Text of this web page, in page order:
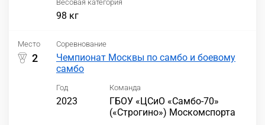
Весовая категория
98 кг
Место
2
Соревнование
Чемпионат Москвы по самбо и боевому
самбо
Год
2023
Команда
ГБОУ «ЦСиО «Самбо-70»
(«Строгино») Москомспорта